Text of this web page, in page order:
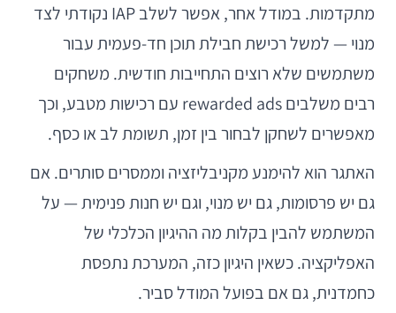
מתקדמות. במודל אחר, אפשר לשלב IAP נקודתי לצד
מנוי — למשל רכישת חבילת תוכן חד-פעמית עבור
משתמשים שלא רוצים התחייבות חודשית. משחקים
רבים משלבים rewarded ads עם רכישות מטבע, וכך
מאפשרים לשחקן לבחור בין זמן, תשומת לב או כסף.
האתגר הוא להימנע מקניבליזציה וממסרים סותרים. אם
גם יש פרסומות, גם יש מנוי, וגם יש חנות פנימית — על
המשתמש להבין בקלות מה ההיגיון הכלכלי של
האפליקציה. כשאין היגיון כזה, המערכת נתפסת
כחמדנית, גם אם בפועל המודל סביר.